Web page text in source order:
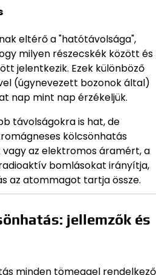
eltérő a "hatótávolsága",
milyen részecskék között és
jelentkezik. Ezek különböző
(úgynevezett bozonok által)
nap mint nap érzékeljük.
távolságokra is hat, de
kölcsönhatás
az elektromos áramért, a
bomlásokat irányítja,
az atommagot tartja össze.
jellemzők és
minden tömeggel rendelkező